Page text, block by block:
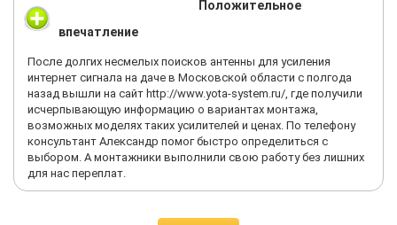
Положительное
впечатление
После долгих несмелых поисков антенны для усиления
интернет сигнала на даче в Московской области с полгода
назад вышли на сайт http://www.yota-system.ru/, где получили
исчерпывающую информацию о вариантах монтажа,
возможных моделях таких усилителей и ценах. По телефону
консультант Александр помог быстро определиться с
выбором. А монтажники выполнили свою работу без лишних
для нас переплат.